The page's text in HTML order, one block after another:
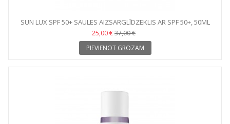
SUN LUX SPF 50+ SAULES AIZSARGLĪDZEKLIS AR SPF 50+, 50ML
25,00 €37,00 €
PIEVIENOT GROZAM